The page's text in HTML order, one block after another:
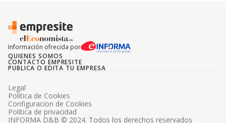
Información ofrecida por
QUIENES SOMOS
CONTACTO EMPRESITE
PUBLICA O EDITA TU EMPRESA
INFORMA D&B © 2024. Todos los derechos reservados
Legal
Politica de Cookies
Configuracion de Cookies
Politica de privacidad